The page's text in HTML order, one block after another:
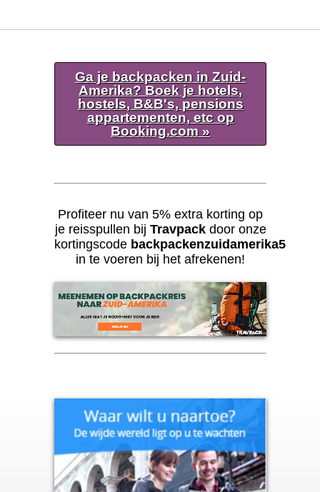
Ga je backpacken in Zuid-
Amerika? Boek je hotels,
hostels, B&B's, pensions
appartementen, etc op
Booking.com »
Profiteer nu van 5% extra korting op
je reisspullen bij Travpackdoor onze
kortingscode backpackenzuidamerika5
in te voeren bij het afrekenen!